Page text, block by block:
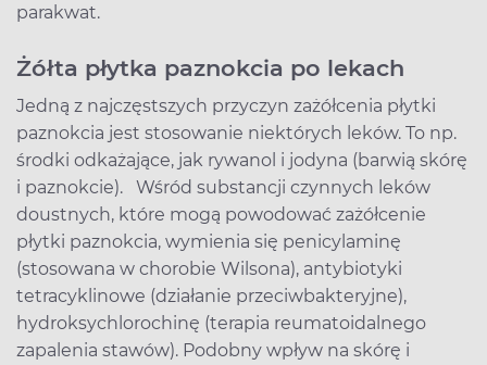
parakwat.
Żółta płytka paznokcia po lekach
Jedną z najczęstszych przyczyn zażółcenia płytki
paznokcia jest stosowanie niektórych leków. To np.
środki odkażające, jak rywanol i jodyna (barwią skórę
i paznokcie). Wśród substancji czynnych leków
doustnych, które mogą powodować zażółcenie
płytki paznokcia, wymienia się penicylaminę
(stosowana w chorobie Wilsona), antybiotyki
tetracyklinowe (działanie przeciwbakteryjne),
hydroksychlorochinę (terapia reumatoidalnego
zapalenia stawów). Podobny wpływ na skórę i